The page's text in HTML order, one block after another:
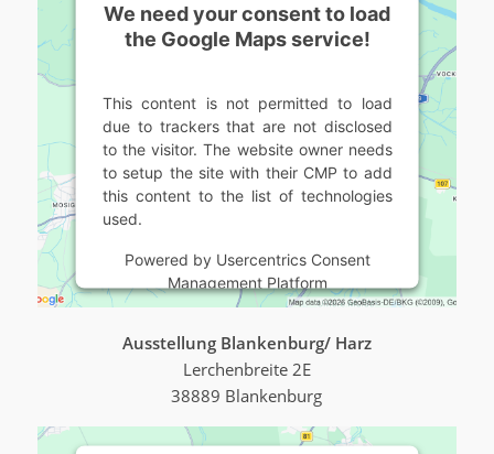
We need your consent to load
the Google Maps service!
This content is not permitted to load
due to trackers that are not disclosed
to the visitor. The website owner needs
to setup the site with their CMP to add
this content to the list of technologies
used.
Powered by Usercentrics Consent
Management Platform
Ausstellung Blankenburg/ Harz
Lerchenbreite 2E
38889 Blankenburg